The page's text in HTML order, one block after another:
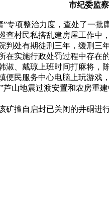
市纪委监
专项整治力度，查处了一批
民私搭乱建房屋工作中
处有期徒刑三年，缓刑三年
施行政处罚过程中存在
戴琼上班时间打麻将，
民服务中心电脑上玩游戏，
山地震过渡安置和农房重
自启封已关闭的井硐进行